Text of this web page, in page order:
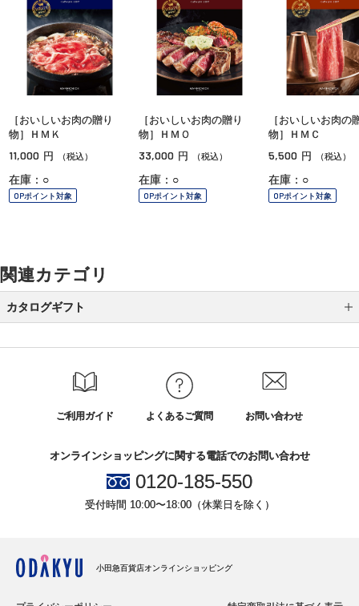
［おいしいお肉の贈り
物］ＨＭＫ
11,000 円 （税込）
在庫：○
OPポイント対象
［おいしいお肉の贈り
物］ＨＭＯ
33,000 円 （税込）
在庫：○
OPポイント対象
［おいしいお肉の
物］ＨＭＣ
5,500 円 （税込）
在庫：○
OPポイント対象
関連カテゴリ
カタログギフト
アルバム式 カタログギフト
ｅ－ｏｒｄｅｒｃｈｏｉｃｅ Ｗｅｄｄｉｎｇ ３
ビームス デザイン カタログギフト
メンズコレクション
ご利用ガイド よくあるご質問 お問い合わせ
オンラインショッピングに関する電話でのお問い合わせ
0120-185-550
受付時間 10:00〜18:00（休業日を除く）
小田急百貨店オンラインショッピング